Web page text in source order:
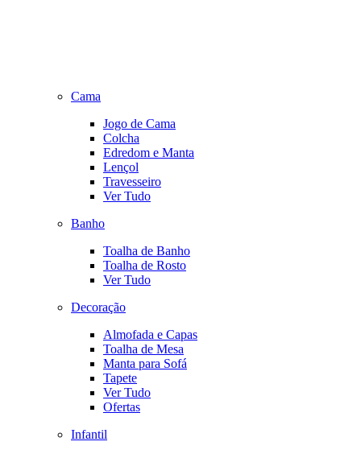
Cama
Jogo de Cama
Colcha
Edredom e Manta
Lençol
Travesseiro
Ver Tudo
Banho
Toalha de Banho
Toalha de Rosto
Ver Tudo
Decoração
Almofada e Capas
Toalha de Mesa
Manta para Sofá
Tapete
Ver Tudo
Ofertas
Infantil